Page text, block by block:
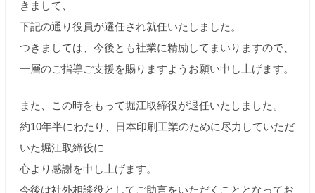
きまして、
下記の通り役員が選任され就任いたしました。
つきましては、今後とも社業に精励してまいりますので、
一層のご指導ご支援を賜りますようお願い申し上げます。
また、この時をもって堀江取締役が退任いたしました。
約10年半にわたり、日本印刷工業のために尽力していただ
いた堀江取締役に
心より感謝を申し上げます。
今後は社外相談役としてご助言をいただくこととなってお